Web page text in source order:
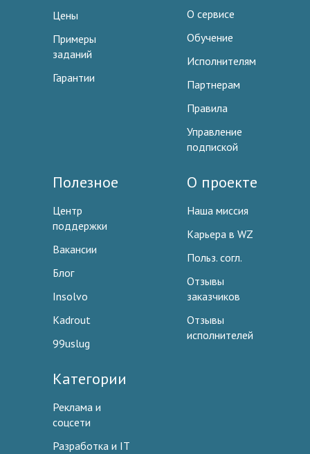
Цены
Примеры
заданий
Гарантии
О сервисе
Обучение
Исполнителям
Партнерам
Правила
Управление
подпиской
Полезное
Центр
поддержки
Вакансии
Блог
Insolvo
Kadrout
99uslug
О проекте
Наша миссия
Карьера в WZ
Польз. согл.
Отзывы
заказчиков
Отзывы
исполнителей
Категории
Реклама и
соцсети
Разработка и IT